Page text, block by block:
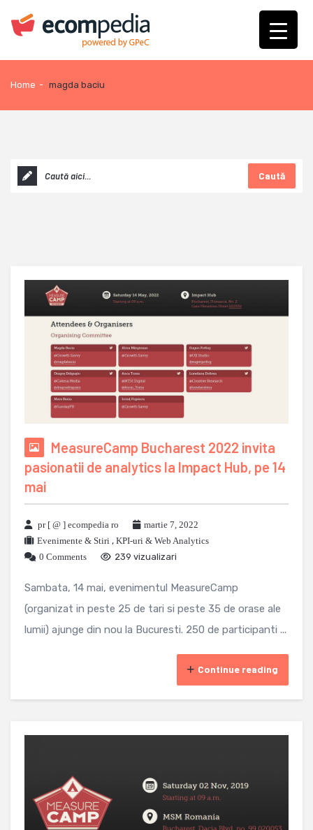
Home - magda baciu
Caută
MeasureCamp Bucharest 2022 invita
pasionatii de analytics la Impact Hub, pe 14
mai
pr [ @ ] ecompedia ro
martie 7, 2022
Evenimente & Stiri , KPI-uri & Web Analytics
0 Comments
239 vizualizari
Sambata, 14 mai, evenimentul MeasureCamp
(organizat in peste 25 de tari si peste 35 de orase ale
lumii) ajunge din nou la Bucuresti. 250 de participanti ...
Continue reading